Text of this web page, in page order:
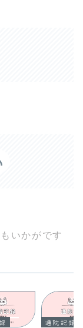
いかがです
通院記録